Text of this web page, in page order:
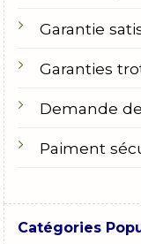
Garantie
Garanties
Demande
Paiment
Catégories